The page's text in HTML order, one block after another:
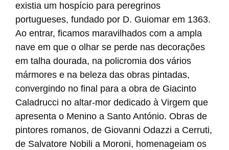
existia um hospício para peregrinos
portugueses, fundado por D. Guiomar em 1363.
Ao entrar, ficamos maravilhados com a ampla
nave em que o olhar se perde nas decorações
em talha dourada, na policromia dos vários
mármores e na beleza das obras pintadas,
convergindo no final para a obra de Giacinto
Caladrucci no altar-mor dedicado à Virgem que
apresenta o Menino a Santo António. Obras de
pintores romanos, de Giovanni Odazzi a Cerruti,
de Salvatore Nobili a Moroni, homenageiam os